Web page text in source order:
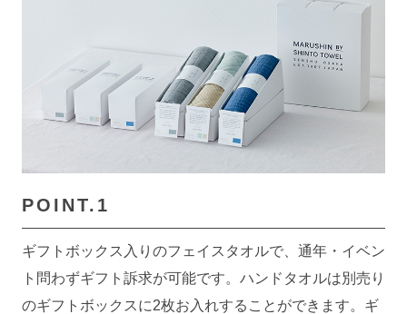
POINT.1
ギフトボックス入りのフェイスタオルで、通年・イベン
ト問わずギフト訴求が可能です。ハンドタオルは別売り
のギフトボックスに2枚お入れすることができます。ギ